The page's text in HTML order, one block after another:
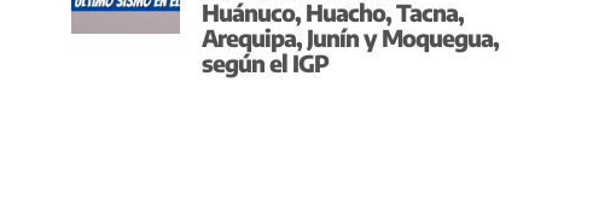
Huánuco, Huacho, Tacna,
Arequipa, Junín y Moquegua,
según el IGP